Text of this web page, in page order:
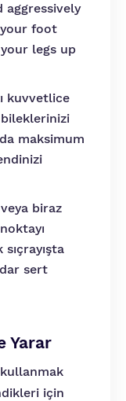
aggressively
foot
legs up
kuvvetlice
maksimum
biraz
sert
Yarar
için